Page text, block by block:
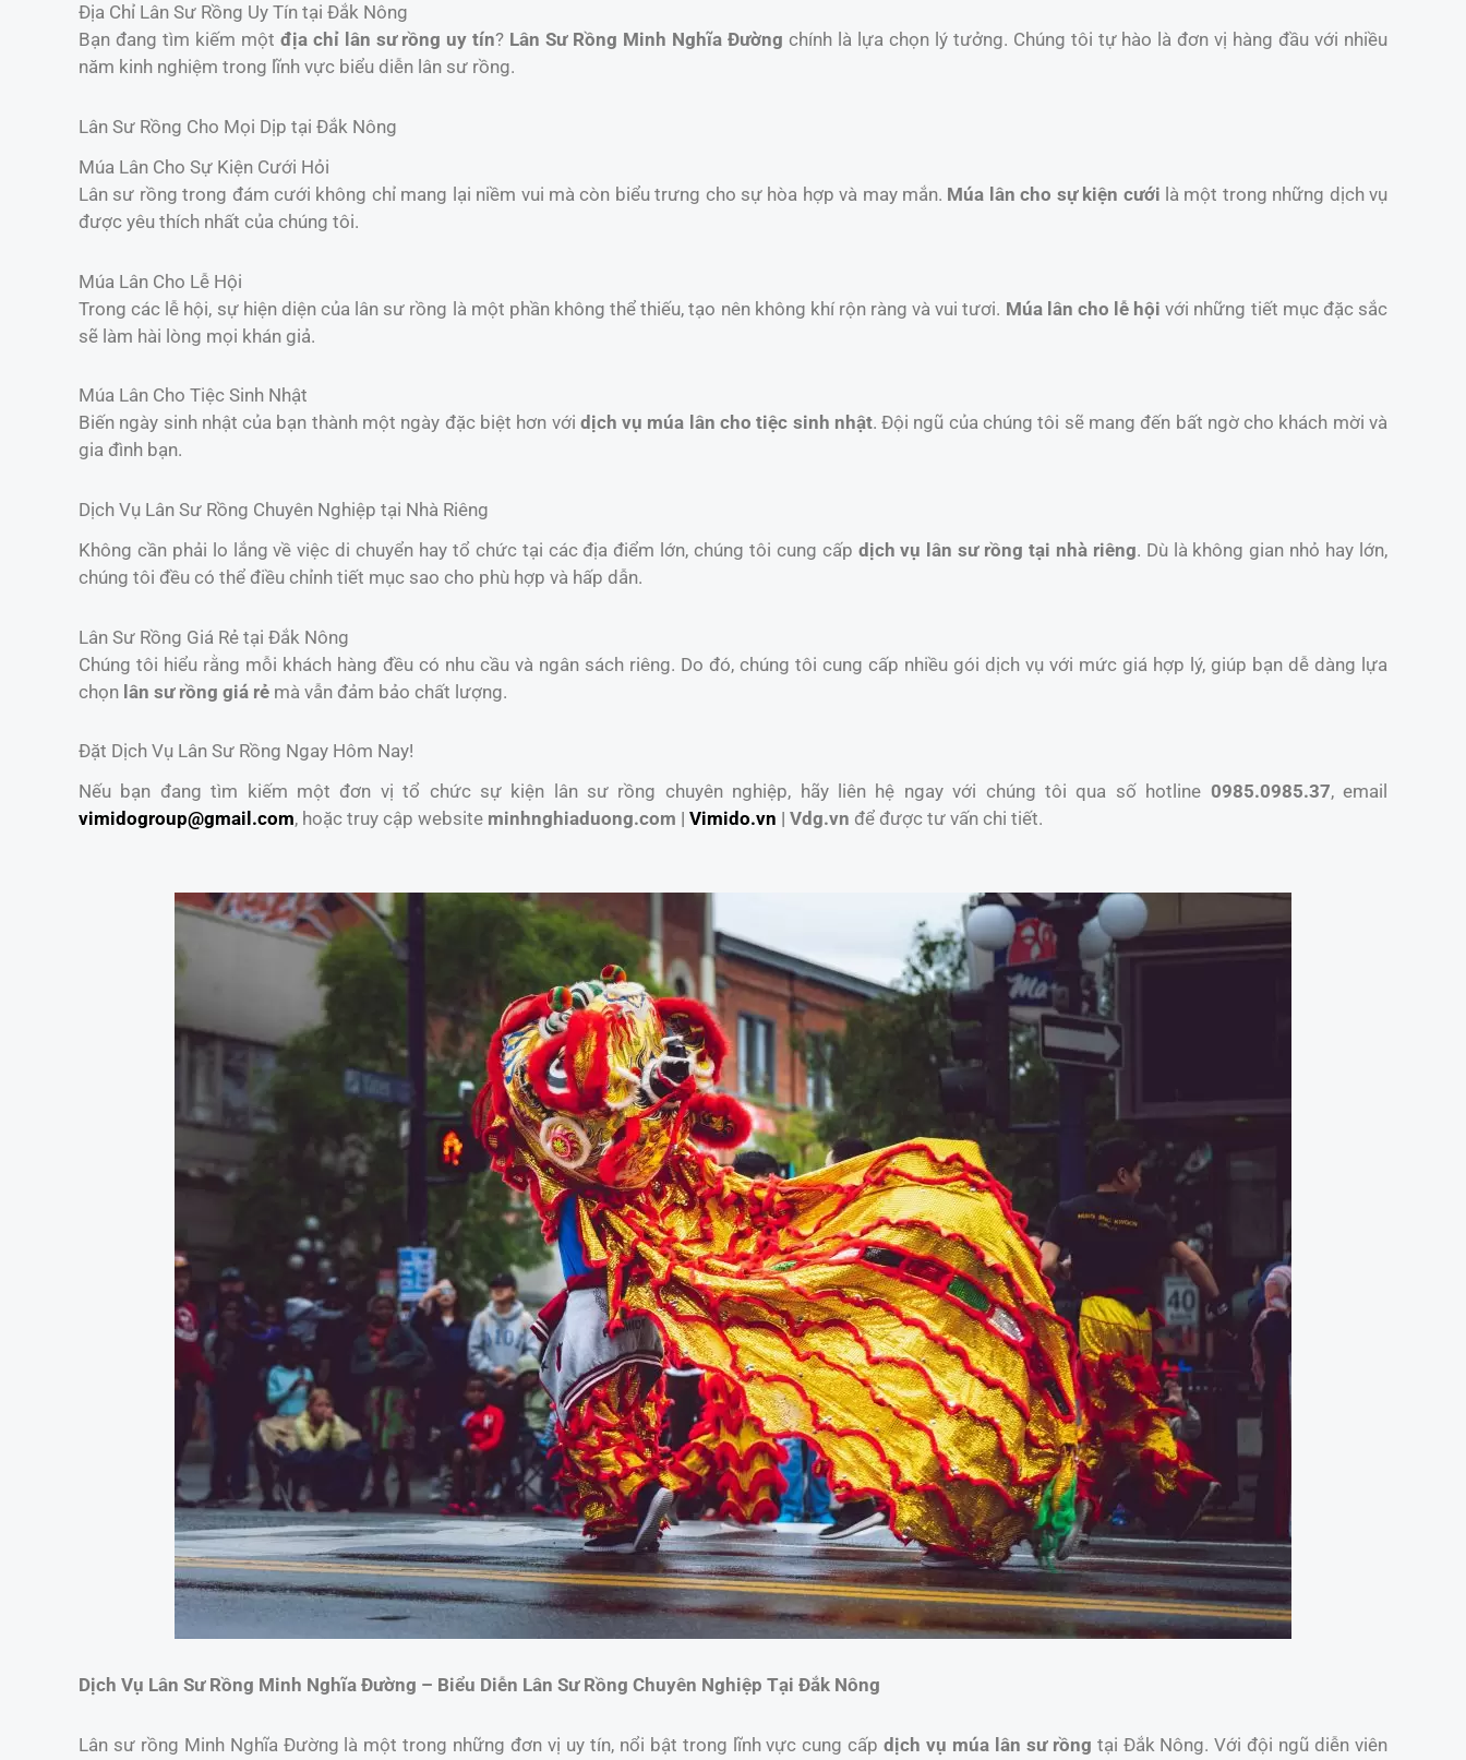
Địa Chỉ Lân Sư Rồng Uy Tín tại Đắk Nông
Bạn đang tìm kiếm một địa chỉ lân sư rồng uy tín? Lân Sư Rồng Minh Nghĩa Đường chính là lựa chọn lý tưởng. Chúng tôi tự hào là đơn vị hàng đầu với nhiều
năm kinh nghiệm trong lĩnh vực biểu diễn lân sư rồng.
Lân Sư Rồng Cho Mọi Dịp tại Đắk Nông
Múa Lân Cho Sự Kiện Cưới Hỏi
Lân sư rồng trong đám cưới không chỉ mang lại niềm vui mà còn biểu trưng cho sự hòa hợp và may mắn. Múa lân cho sự kiện cưới là một trong những dịch vụ
được yêu thích nhất của chúng tôi.
Múa Lân Cho Lễ Hội
Trong các lễ hội, sự hiện diện của lân sư rồng là một phần không thể thiếu, tạo nên không khí rộn ràng và vui tươi. Múa lân cho lễ hội với những tiết mục đặc sắc
sẽ làm hài lòng mọi khán giả.
Múa Lân Cho Tiệc Sinh Nhật
Biến ngày sinh nhật của bạn thành một ngày đặc biệt hơn với dịch vụ múa lân cho tiệc sinh nhật. Đội ngũ của chúng tôi sẽ mang đến bất ngờ cho khách mời và
gia đình bạn.
Dịch Vụ Lân Sư Rồng Chuyên Nghiệp tại Nhà Riêng
Không cần phải lo lắng về việc di chuyển hay tổ chức tại các địa điểm lớn, chúng tôi cung cấp dịch vụ lân sư rồng tại nhà riêng. Dù là không gian nhỏ hay lớn,
chúng tôi đều có thể điều chỉnh tiết mục sao cho phù hợp và hấp dẫn.
Lân Sư Rồng Giá Rẻ tại Đắk Nông
Chúng tôi hiểu rằng mỗi khách hàng đều có nhu cầu và ngân sách riêng. Do đó, chúng tôi cung cấp nhiều gói dịch vụ với mức giá hợp lý, giúp bạn dễ dàng lựa
chọn lân sư rồng giá rẻ mà vẫn đảm bảo chất lượng.
Đặt Dịch Vụ Lân Sư Rồng Ngay Hôm Nay!
Nếu bạn đang tìm kiếm một đơn vị tổ chức sự kiện lân sư rồng chuyên nghiệp, hãy liên hệ ngay với chúng tôi qua số hotline 0985.0985.37, email
vimidogroup@gmail.com, hoặc truy cập website minhnghiaduong.com | Vimido.vn | Vdg.vn để được tư vấn chi tiết.
Dịch Vụ Lân Sư Rồng Minh Nghĩa Đường – Biểu Diễn Lân Sư Rồng Chuyên Nghiệp Tại Đắk Nông
Lân sư rồng Minh Nghĩa Đường là một trong những đơn vị uy tín, nổi bật trong lĩnh vực cung cấpdịch vụ múa lân sư rồng tại Đắk Nông. Với đội ngũ diễn viên